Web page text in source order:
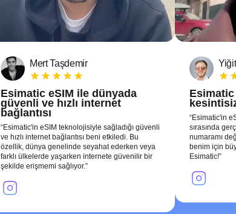
Mert Taşdemir
Esimatic eSIM ile dünyada
güvenli ve hızlı internet
bağlantısı
Esimatic'in eSIM teknolojisiyle sağladığı güvenli
ve hızlı internet bağlantısı beni etkiledi. Bu
özellik, dünya genelinde seyahat ederken veya
farklı ülkelerde yaşarken internete güvenilir bir
şekilde erişmemi sağlıyor.
Esimatic'in
sırasında
numaramı
benim için
Esimatic!